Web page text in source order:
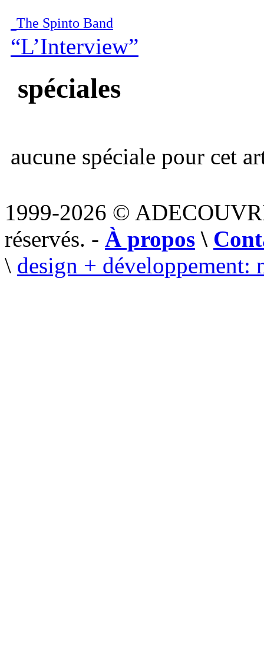
The Spinto Band
“L’Interview”
spéciales
aucune spéciale pour cet
1999-2026 ©
réservés. - À propos \
\ design + développement: